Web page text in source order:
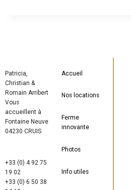
Patricia,
Christian &
Romain Arribert
Vous
accueillent à
Fontaine Neuve
04230 CRUIS
+33 (0) 4 92 75
19 02
+33 (0) 6 50 38
Accueil
Nos locations
Ferme
innovante
Photos
Info utiles